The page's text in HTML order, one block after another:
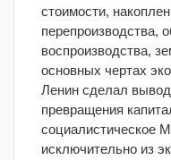
стоимости,
перепроизводства,
воспроизводства,
основных чертах
Ленин сделал
превращения
социалистическое
исключительно из